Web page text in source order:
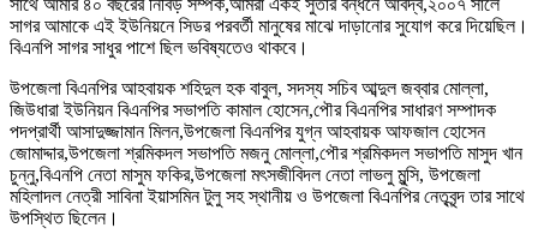
সাগর আমাকে এই ইউনিয়নে সিডর পরবর্তী মানুষের মাঝে দাড়ানোর সুযোগ করে দিয়েছিল।
বিএনপি সাগর সাধুর পাশে ছিল ভবিষ্যতেও থাকবে।
উপজেলা বিএনপির আহবায়ক শহিদুল হক বাবুল, সদস্য সচিব আব্দুল জব্বার মোল্লা,
জিউধারা ইউনিয়ন বিএনপির সভাপতি কামাল হোসেন,পৌর বিএনপির সাধারণ সম্পাদক
পদপ্রার্থী আসাদুজ্জামান মিলন,উপজেলা বিএনপির যুগ্ন আহবায়ক আফজাল হোসেন
জোমাদ্দার,উপজেলা শ্রমিকদল সভাপতি মজনু মোল্লা,পৌর শ্রমিকদল সভাপতি মাসুদ খান
চুন্নু,বিএনপি নেতা মাসুম ফকির,উপজেলা মৎসজীবিদল নেতা লাভলু মুন্সি, উপজেলা
মহিলাদল নেত্রী সাবিনা ইয়াসমিন টুলু সহ স্থানীয় ও উপজেলা বিএনপির নেতৃবৃন্দ তার সাথে
উপস্থিত ছিলেন।